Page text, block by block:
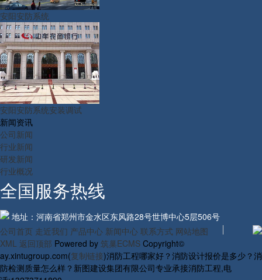
安阳安防系统
安阳安防系统安装调试
新闻资讯
公司新闻
行业新闻
研发新闻
行业概况
全国服务热线
地址：河南省郑州市金水区东风路28号世博中心5层506号
公司首页 走近我们 产品中心 新闻中心 联系方式 网站地图
XML 返回顶部 Powered by 筑巢ECMS Copyright©
ay.xintugroup.com(复制链接)消防工程哪家好？消防设计报价是多少？消
防检测质量怎么样？新图建设集团有限公司专业承接消防工程,电